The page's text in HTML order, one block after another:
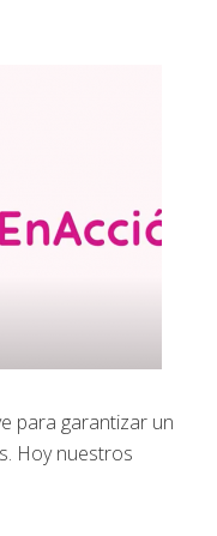
para garantizar un
Hoy nuestros